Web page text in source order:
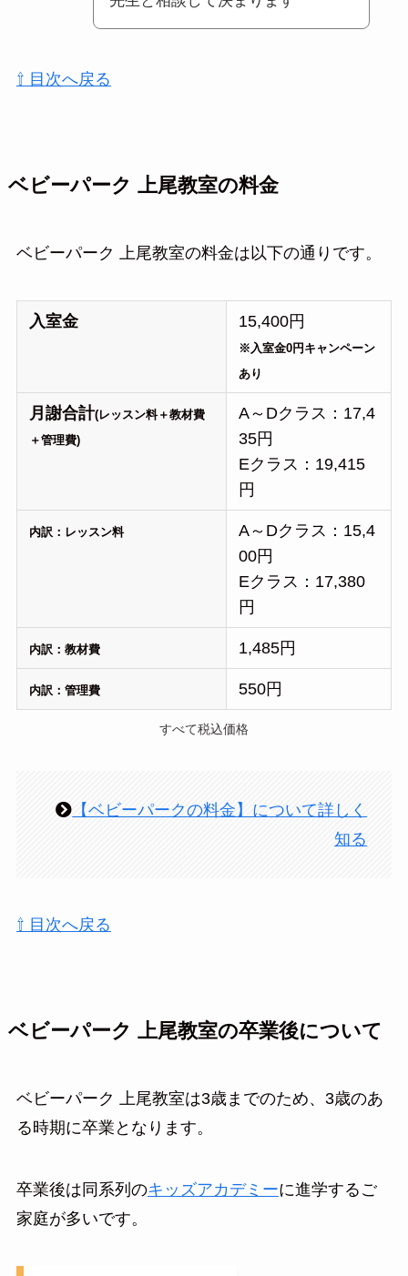
⇧ 目次へ戻る
ベビーパーク 上尾教室の料金
ベビーパーク 上尾教室の料金は以下の通りです。
入室金 15,400円
※入室金0円キャンペーン
あり
月謝合計(レッスン料＋教材費
＋管理費)
A～Dクラス：17,4
35円
Eクラス：19,415
円
内訳：レッスン料
A～Dクラス：15,4
00円
Eクラス：17,380
円
内訳：教材費 1,485円
内訳：管理費 550円
すべて税込価格
【ベビーパークの料金】について詳しく
知る
⇧ 目次へ戻る
ベビーパーク 上尾教室の卒業後について
ベビーパーク 上尾教室は3歳までのため、3歳のあ
る時期に卒業となります。
卒業後は同系列のキッズアカデミーに進学するご
家庭が多いです。